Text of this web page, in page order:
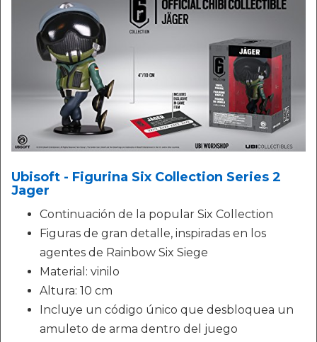
Ubisoft - Figurina Six Collection Series 2
Jager
Continuación de la popular Six Collection
Figuras de gran detalle, inspiradas en los
agentes de Rainbow Six Siege
Material: vinilo
Altura: 10 cm
Incluye un código único que desbloquea un
amuleto de arma dentro del juego